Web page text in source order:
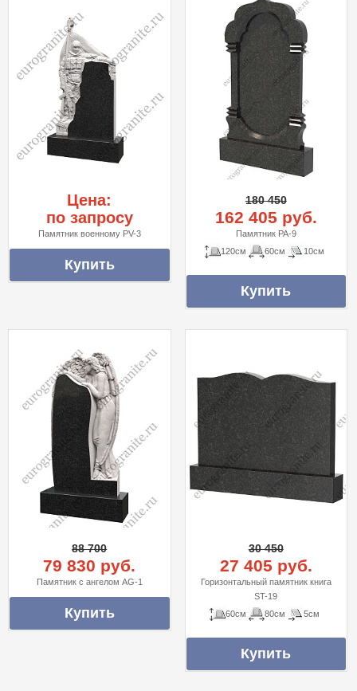
Цена:
по запросу
Памятник военному PV-3
180 450
162 405 руб.
Памятник PA-9
120см
60см 10см
88 700
79 830 руб.
Памятник с ангелом AG-1
30 450
27 405 руб.
Горизонтальный памятник книга
ST-19
60см
80см 5см